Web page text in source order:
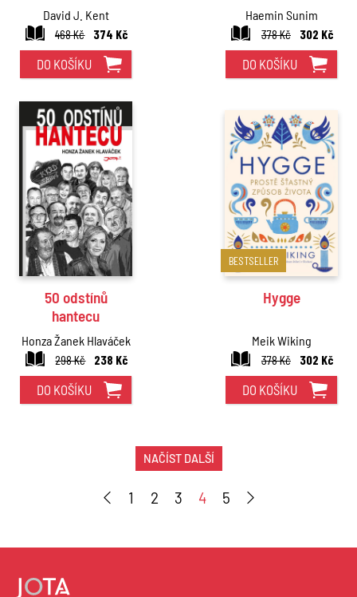
David J. Kent
468 Kč
374 Kč
DO KOŠÍKU
Haemin Sunim
378 Kč
302 Kč
DO KOŠÍKU
50 odstínů
hantecu
Honza Žanek Hlaváček
298 Kč
238 Kč
DO KOŠÍKU
BESTSELLER
Hygge
Meik Wiking
378 Kč
302 Kč
DO KOŠÍKU
NAČÍST DALŠÍ
1 2 3 4 5